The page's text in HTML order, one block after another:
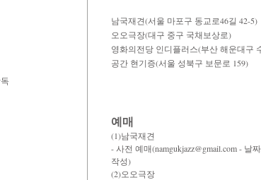
남국재견(서울 마포구 동교로46길 42-5)
오오극장(대구 중구 국채보상로)
영화의전당 인디플러스(부산 해운대구
공간 현기증(서울 성북구 보문로 159)
예매
(1)남국재견
- 사전 예매(namgukjazz@gmail.com - 날
작성)
(2)오오극장